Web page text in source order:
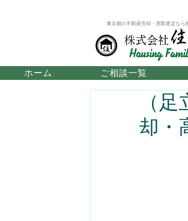
東京都の不動産売却・買取査定なら
ホーム ご相談一覧
（
却・